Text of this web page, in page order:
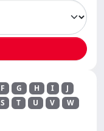
F G H I
J
S T U V
W